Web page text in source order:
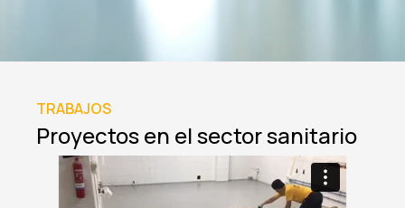
TRABAJOS
Proyectos en el sector sanitario